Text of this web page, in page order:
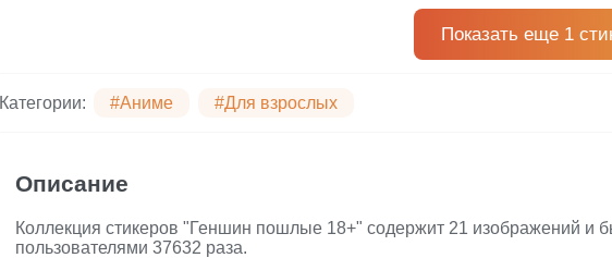
Показать еще 1
Категории: #Аниме #Для взрослых
Описание
Коллекция стикеров "Геншин пошлые 18+" содержит 21 изображений и
пользователями 37632 раза.